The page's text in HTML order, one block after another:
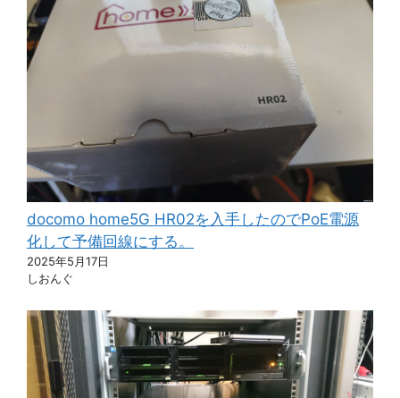
docomo home5G HR02を入手したのでPoE電源
化して予備回線にする。
2025年5月17日
しおんぐ